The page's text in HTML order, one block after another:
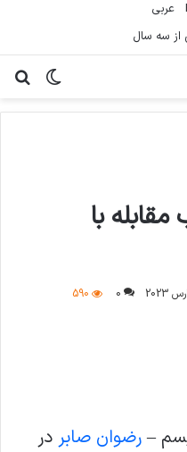
عربي
تغییر
با
0
590
–رضوان صابر در